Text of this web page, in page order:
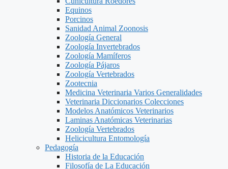
Equinos
Porcinos
Sanidad Animal Zoonosis
Zoología General
Zoología Invertebrados
Zoología Mamíferos
Zoología Pájaros
Zoología Vertebrados
Zootecnia
Medicina Veterinaria Varios Generalidades
Veterinaria Diccionarios Colecciones
Modelos Anatómicos Veterinarios
Laminas Anatómicas Veterinarias
Zoología Vertebrados
Helicicultura Entomología
Pedagogía
Historia de la Educación
Filosofía de La Educación